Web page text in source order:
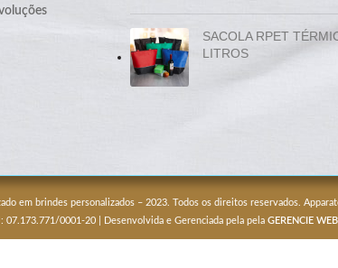
SACOLA RPET
LITROS
em brindes personalizados – 2023. Todos os direitos reservados.
: 07.173.771/0001-20 | Desenvolvida e Gerenciada pela pela GERENCIE WEB